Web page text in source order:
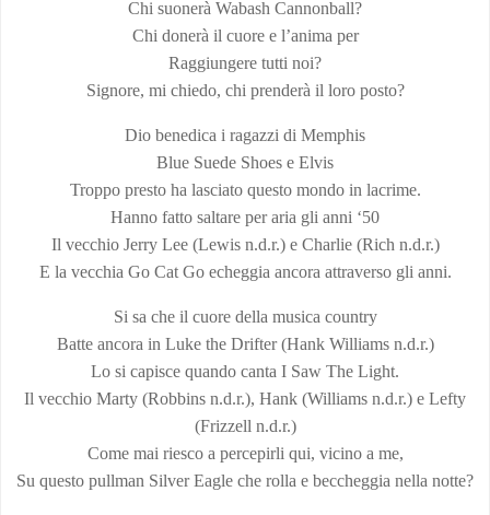
Chi suonerà Wabash Cannonball?
Chi donerà il cuore e l’anima per
Raggiungere tutti noi?
Signore, mi chiedo, chi prenderà il loro posto?
Dio benedica i ragazzi di Memphis
Blue Suede Shoes e Elvis
Troppo presto ha lasciato questo mondo in lacrime.
Hanno fatto saltare per aria gli anni ‘50
Il vecchio Jerry Lee (Lewis n.d.r.) e Charlie (Rich n.d.r.)
E la vecchia Go Cat Go echeggia ancora attraverso gli anni.
Si sa che il cuore della musica country
Batte ancora in Luke the Drifter (Hank Williams n.d.r.)
Lo si capisce quando canta I Saw The Light.
Il vecchio Marty (Robbins n.d.r.), Hank (Williams n.d.r.) e Lefty
(Frizzell n.d.r.)
Come mai riesco a percepirli qui, vicino a me,
Su questo pullman Silver Eagle che rolla e beccheggia nella notte?